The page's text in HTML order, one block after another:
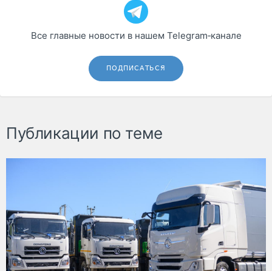
Все главные новости в нашем Telegram‑канале
ПОДПИСАТЬСЯ
Публикации по теме